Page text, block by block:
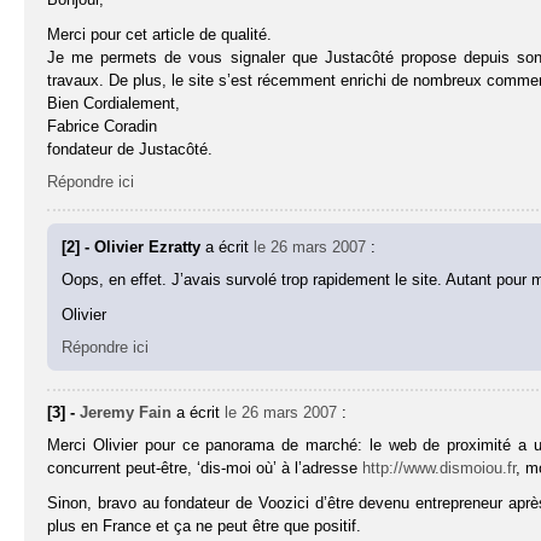
Merci pour cet article de qualité.
Je me permets de vous signaler que Justacôté propose depuis
travaux. De plus, le site s’est récemment enrichi de nombreux
Bien Cordialement,
Fabrice Coradin
fondateur de Justacôté.
Répondre ici
[2] - Olivier Ezrattya écrit le 26 mars 2007 :
Oops, en effet. J’avais survolé trop rapidement le site. Autant pour
Olivier
Répondre ici
[3] -Jeremy Fain a écrit le 26 mars 2007 :
Merci Olivier pour ce panorama de marché: le web de proximité a
concurrent peut-être, ‘dis-moi où’ à l’adresse http://www.dismoiou.fr,
Sinon, bravo au fondateur de Voozici d’être devenu entrepreneur
plus en France et ça ne peut être que positif.